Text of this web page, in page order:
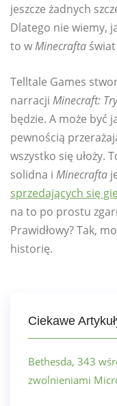
jeszcze żadnych
Dlatego nie wiemy,
to wMinecrafta
Telltale Games
narracji Minecraft:
będzie. A może być
pewnością
wszystko się ułoży.
solidna i Minecrafta
sprzedających się
na to po prostu
Prawidłowy? Tak,
historię.
Ciekawe
Bethesda, 343
zwolnieniami